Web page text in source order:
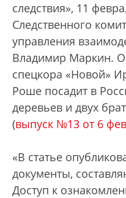
следствия», 11
Следственного
управления
Владимир Маркин.
спецкора «Новой»
Роше посадит в
деревьев и двух
(выпуск №13 от 6
«В статье
документы,
Доступ к